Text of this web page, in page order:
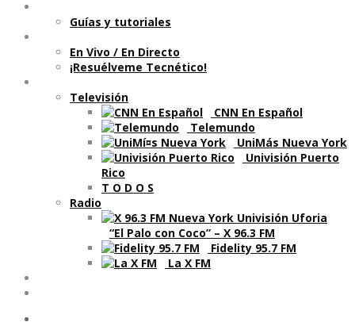
Guí­as y tutoriales
En Vivo / En Directo
¡Resuélveme Tecnético!
Televisión
CNN En Español
Telemundo
UniMás Nueva York
Univisión Puerto
Rico
T O D O S
Radio
“El Palo con Coco” – X 96.3 FM
Fidelity 95.7 FM
La X FM